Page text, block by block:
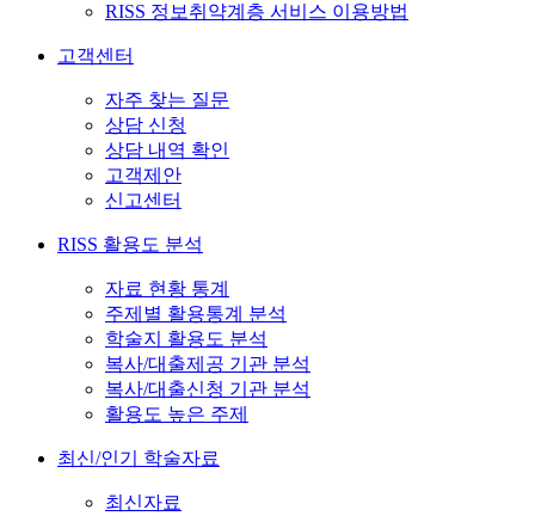
RISS 정보취약계층 서비스 이용방법
고객센터
자주 찾는 질문
상담 신청
상담 내역 확인
고객제안
신고센터
RISS 활용도 분석
자료 현황 통계
주제별 활용통계 분석
학술지 활용도 분석
복사/대출제공 기관 분석
복사/대출신청 기관 분석
활용도 높은 주제
최신/인기 학술자료
최신자료